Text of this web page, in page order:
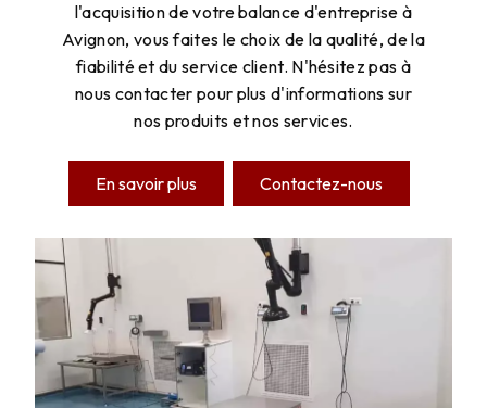
l'acquisition de votre balance d'entreprise à
Avignon, vous faites le choix de la qualité, de la
fiabilité et du service client. N'hésitez pas à
nous contacter pour plus d'informations sur
nos produits et nos services.
En savoir plus Contactez-nous